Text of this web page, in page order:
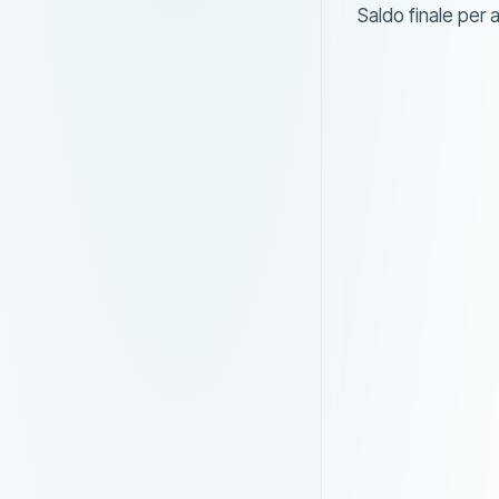
Saldo finale per